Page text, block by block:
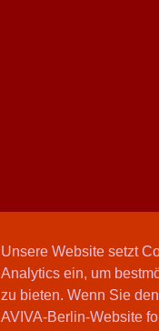
Unsere Website setzt
Analytics ein, um
zu bieten. Wenn Sie
AVIVA-Berlin-Website